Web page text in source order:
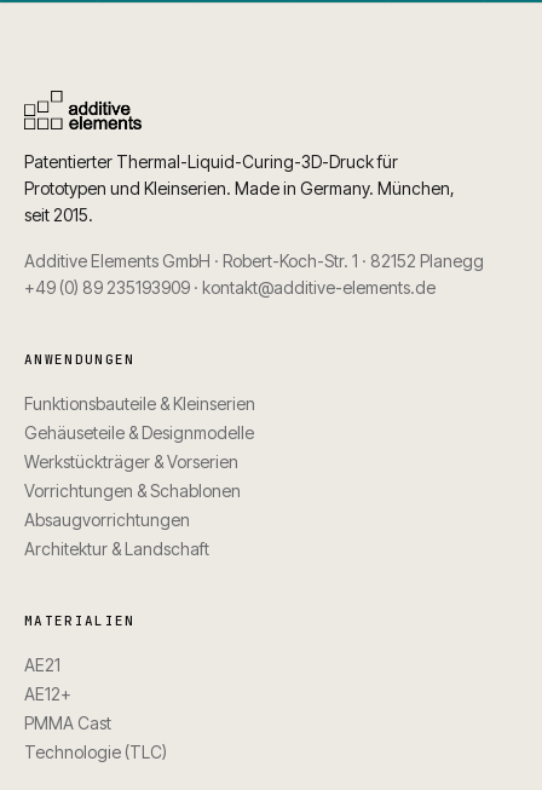
Patentierter Thermal-Liquid-Curing-3D-Druck für
Prototypen und Kleinserien. Made in Germany. München,
seit 2015.
Additive Elements GmbH · Robert-Koch-Str. 1 · 82152 Planegg
+49 (0) 89 235193909 · kontakt@additive-elements.de
ANWENDUNGEN
Funktionsbauteile & Kleinserien
Gehäuseteile & Designmodelle
Werkstückträger & Vorserien
Vorrichtungen & Schablonen
Absaugvorrichtungen
Architektur & Landschaft
MATERIALIEN
AE21
AE12+
PMMA Cast
Technologie (TLC)